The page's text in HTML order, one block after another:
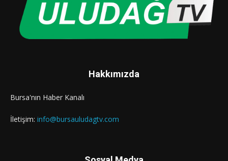
Hakkımızda
Bursa'nın Haber Kanalı
İletişim: info@bursauludagtv.com